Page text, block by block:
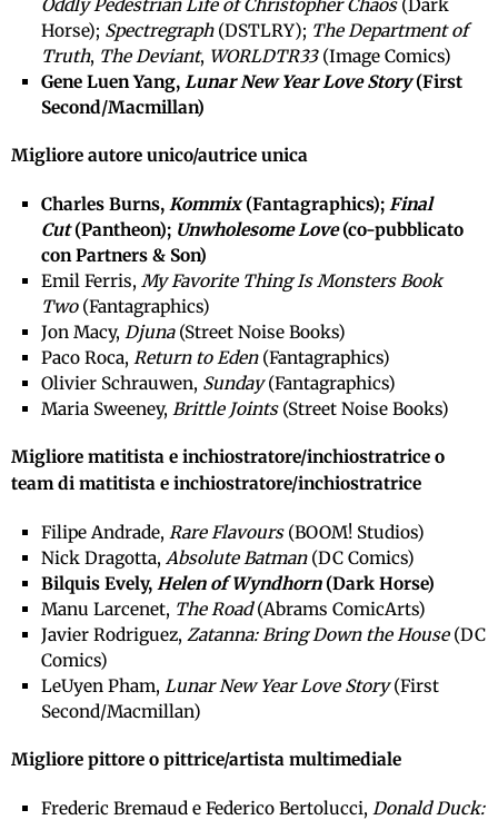
Oddly Pedestrian Life of Christopher Chaos(Dark
Horse); Spectregraph(DSTLRY); The Department of
Truth, The Deviant, WORLDTR33(Image Comics)
Gene Luen Yang, Lunar New Year Love Story(First
Second/Macmillan)
Migliore autore unico/autrice unica
Charles Burns, Kommix(Fantagraphics); Final
Cut(Pantheon); Unwholesome Love(co-pubblicato
con Partners & Son)
Emil Ferris, My Favorite Thing Is Monsters Book
Two(Fantagraphics)
Jon Macy, Djuna(Street Noise Books)
Paco Roca, Return to Eden(Fantagraphics)
Olivier Schrauwen, Sunday(Fantagraphics)
Maria Sweeney, Brittle Joints(Street Noise Books)
Migliore matitista e inchiostratore/inchiostratrice o
team di matitista e inchiostratore/inchiostratrice
Filipe Andrade, Rare Flavours(BOOM! Studios)
Nick Dragotta, Absolute Batman(DC Comics)
Bilquis Evely, Helen of Wyndhorn(Dark Horse)
Manu Larcenet, The Road(Abrams ComicArts)
Javier Rodriguez, Zatanna: Bring Down the House(DC
Comics)
LeUyen Pham, Lunar New Year Love Story(First
Second/Macmillan)
Migliore pittore o pittrice/artista multimediale
Frederic Bremaud e Federico Bertolucci, Donald Duck: